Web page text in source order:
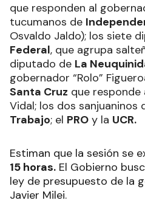
que responden al
tucumanos de
Osvaldo Jaldo); los siete
Federal, que agrupa
diputado de La
gobernador “Rolo”
Santa Cruz que
Vidal; los dos sanjuaninos
Trabajo; el PRO y la UCR.
Estiman que la sesión se
15 horas. El Gobierno
ley de presupuesto de la
Javier Milei.